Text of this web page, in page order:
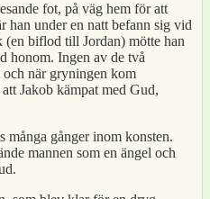
fot, på väg hem för att
han under en natt befann sig vid
(en biflod till Jordan) mötte han
honom. Ingen av de två
när gryningen kom
Jakob kämpat med Gud,
många gånger inom konsten.
mannen som en ängel och